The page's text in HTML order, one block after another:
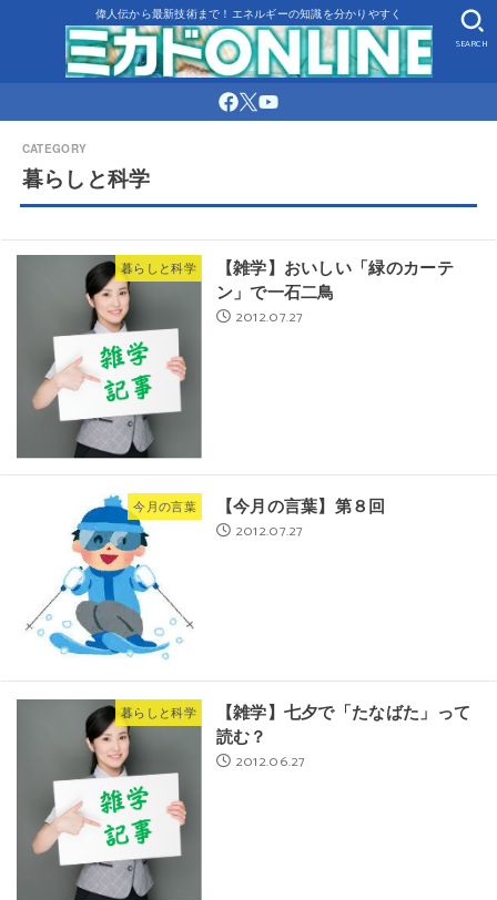
偉人伝から最新技術まで！エネルギーの知識を分かりやすく
SEARCH
暮らしと科学
暮らしと科学
【雑学】おいしい「緑のカーテ
ン」で一石二鳥
2012.07.27
今月の言葉 【今月の言葉】第８回
2012.07.27
暮らしと科学
【雑学】七夕で「たなばた」って
読む？
2012.06.27